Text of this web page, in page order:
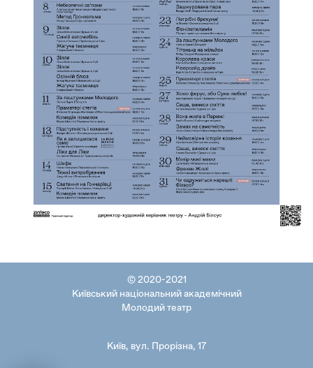
© 2020-2021
Київський національний академічний
Молодий театр
Київ, вул. Прорізна, 17